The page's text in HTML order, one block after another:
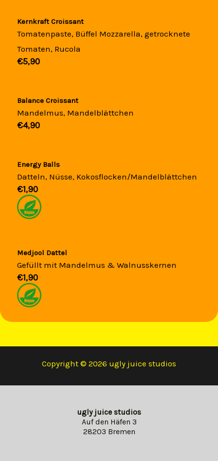
Kernkraft Croissant
Tomatenpaste, Büffel Mozzarella, getrocknete
Tomaten, Rucola
€5,90​
Balance Croissant
Mandelmus, Mandelblättchen
€4,90​
Energy Balls
Datteln, Nüsse, Kokosflocken/Mandelblättchen
€1,90​
Medjool Dattel
Gefüllt mit Mandelmus & Walnusskernen
€1,90​
Copyright © 2026 ugly juice studios
ugly juice studios
Auf den Häfen 3
28203 Bremen